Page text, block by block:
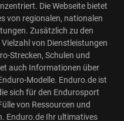
Die Webseite bietet
von regionalen, nationalen
Zusätzlich zu den
von Dienstleistungen
Strecken, Schulen und
auch Informationen über
Modelle. Enduro.de ist
sich für den Endurosport
von Ressourcen und
Enduro.de Ihr ultimatives